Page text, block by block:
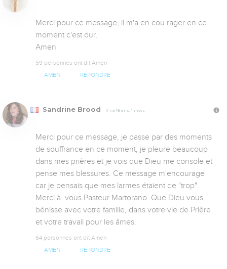
Merci pour ce message, il m'a en cou rager en ce
moment c'est dur.
Amen
59 personnes ont dit Amen
AMEN RÉPONDRE
Sandrine Brood Il y a 18 ans, 1 mois
Merci pour ce message, je passe par des moments
de souffrance en ce moment, je pleure beaucoup
dans mes prières et je vois que Dieu me console et
pense mes blessures. Ce message m'encourage
car je pensais que mes larmes étaient de "trop".
Merci à  vous Pasteur Martorano. Que Dieu vous
bénisse avec votre famille, dans votre vie de Prière
et votre travail pour les âmes.
64 personnes ont dit Amen
AMEN RÉPONDRE